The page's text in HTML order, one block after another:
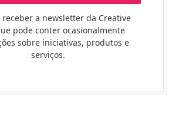
receber a newsletter da Creative
pode conter ocasionalmente
sobre iniciativas, produtos e
serviços.